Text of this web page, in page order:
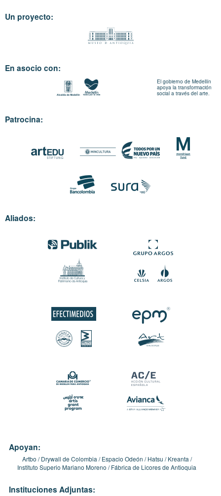
Un proyecto:
En asocio con:
El gobierno de Medellín
apoya la transformación
social a través del arte.
Patrocina:
Aliados:
Apoyan:
Artbo Drywall de Colombia Espacio Odeón Hatsu
Kreanta
Instituto Superio Mariano Moreno
Fábrica de Licores de Antioquia
Instituciones Adjuntas: